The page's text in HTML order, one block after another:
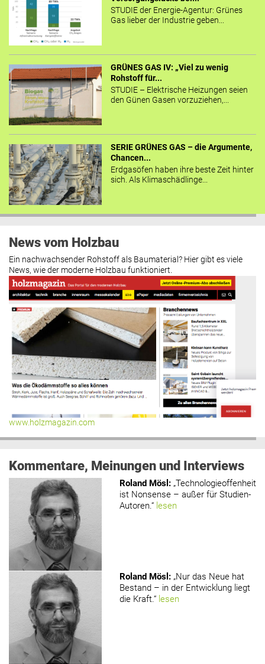
STUDIE der Energie-Agentur: Grünes
Gas lieber der Industrie geben...
GRÜNES GAS IV: „Viel zu wenig
Rohstoff für...
STUDIE – Elektrische Heizungen seien
den Günen Gasen vorzuziehen,...
SERIE GRÜNES GAS – die Argumente,
Chancen...
Erdgasöfen haben ihre beste Zeit hinter
sich. Als Klimaschädlinge...
News vom Holzbau
Ein nachwachsender Rohstoff als Baumaterial? Hier gibt es viele
News, wie der moderne Holzbau funktioniert.
www.holzmagazin.com
Kommentare, Meinungen und Interviews
Roland Mösl : „Technologieoffenheit
ist Nonsense – außer für Studien-
Autoren.“ lesen
Roland Mösl : „Nur das Neue hat
Bestand – in der Entwicklung liegt
die Kraft.“ lesen